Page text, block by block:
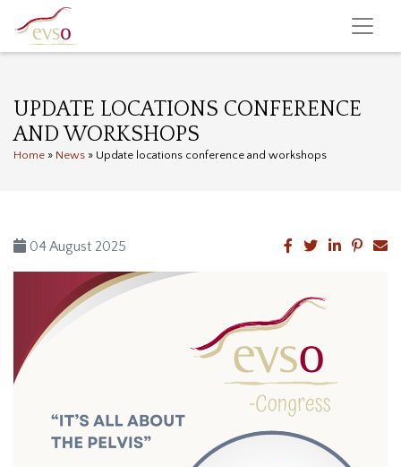
UPDATE LOCATIONS CONFERENCE
AND WORKSHOPS
Home » News » Update locations conference and workshops
04 August 2025